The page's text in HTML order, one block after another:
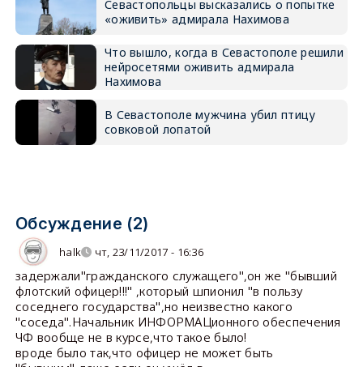
Севастопольцы высказались о попытке
«оживить» адмирала Нахимова
Что вышло, когда в Севастополе решили
нейросетями оживить адмирала
Нахимова
В Севастополе мужчина убил птицу
совковой лопатой
Обсуждение (2)
halk чт, 23/11/2017 - 16:36
задержали"гражданского служащего",он же "бывший
флотский офицер!!!" ,который шпионил "в пользу
соседнего государства",но неизвестно какого
"соседа".Начальник ИНФОРМАЦионного обеспечения
ЧФ вообще не в курсе,что такое было!
вроде было так,что офицер не может быть